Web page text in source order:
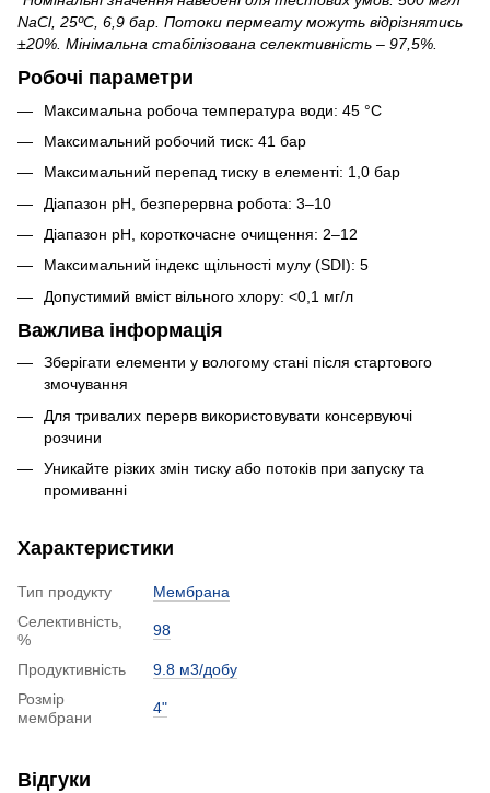
NaCl, 25ºC, 6,9 бар. Потоки пермеату можуть відрізнятись
±20%. Мінімальна стабілізована селективність – 97,5%.
Робочі параметри
Максимальна робоча температура води: 45 °C
Максимальний робочий тиск: 41 бар
Максимальний перепад тиску в елементі: 1,0 бар
Діапазон рН, безперервна робота: 3–10
Діапазон рН, короткочасне очищення: 2–12
Максимальний індекс щільності мулу (SDI): 5
Допустимий вміст вільного хлору: <0,1 мг/л
Важлива інформація
Зберігати елементи у вологому стані після стартового
змочування
Для тривалих перерв використовувати консервуючі
розчини
Уникайте різких змін тиску або потоків при запуску та
промиванні
Характеристики
Тип продукту
Мембрана
Селективність,
%
98
Продуктивність
9.8 м3/добу
Розмір
мембрани
4"
Відгуки